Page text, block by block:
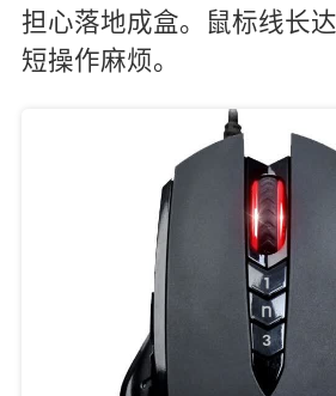
担心落地成盒。鼠标线长
短操作麻烦。